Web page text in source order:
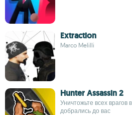
Extraction
Marco Melilli
Hunter Assassin 2
Уничтожьте всех врагов
добрались до вас